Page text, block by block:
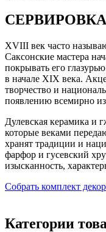
XVIII век часто
Саксонские мастера
покрывать его
в начале XIX века.
творчество и
появлению всемирно
Дулевская керамика и
которые веками
хранят традиции и
фарфор и гусевский
изысканность,
Собрать комплект
Категории